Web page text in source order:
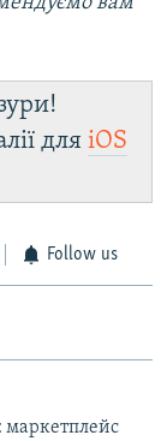
для iOS
Follow us
маркетплейс